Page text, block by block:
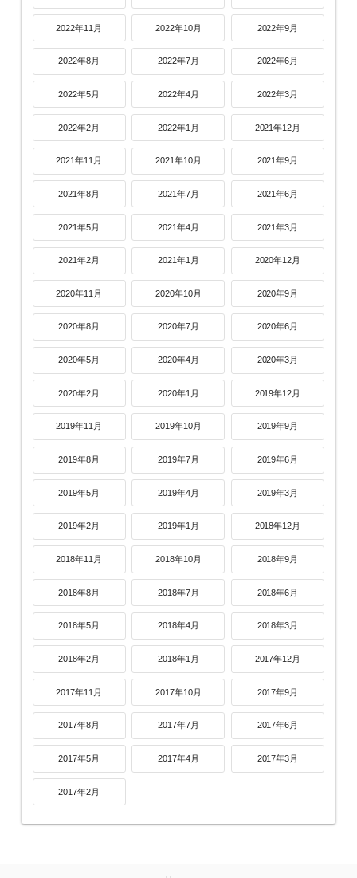
2022年11月 2022年10月 2022年9月
2022年8月 2022年7月 2022年6月
2022年5月 2022年4月 2022年3月
2022年2月 2022年1月 2021年12月
2021年11月 2021年10月 2021年9月
2021年8月 2021年7月 2021年6月
2021年5月 2021年4月 2021年3月
2021年2月 2021年1月 2020年12月
2020年11月 2020年10月 2020年9月
2020年8月 2020年7月 2020年6月
2020年5月 2020年4月 2020年3月
2020年2月 2020年1月 2019年12月
2019年11月 2019年10月 2019年9月
2019年8月 2019年7月 2019年6月
2019年5月 2019年4月 2019年3月
2019年2月 2019年1月 2018年12月
2018年11月 2018年10月 2018年9月
2018年8月 2018年7月 2018年6月
2018年5月 2018年4月 2018年3月
2018年2月 2018年1月 2017年12月
2017年11月 2017年10月 2017年9月
2017年8月 2017年7月 2017年6月
2017年5月 2017年4月 2017年3月
2017年2月